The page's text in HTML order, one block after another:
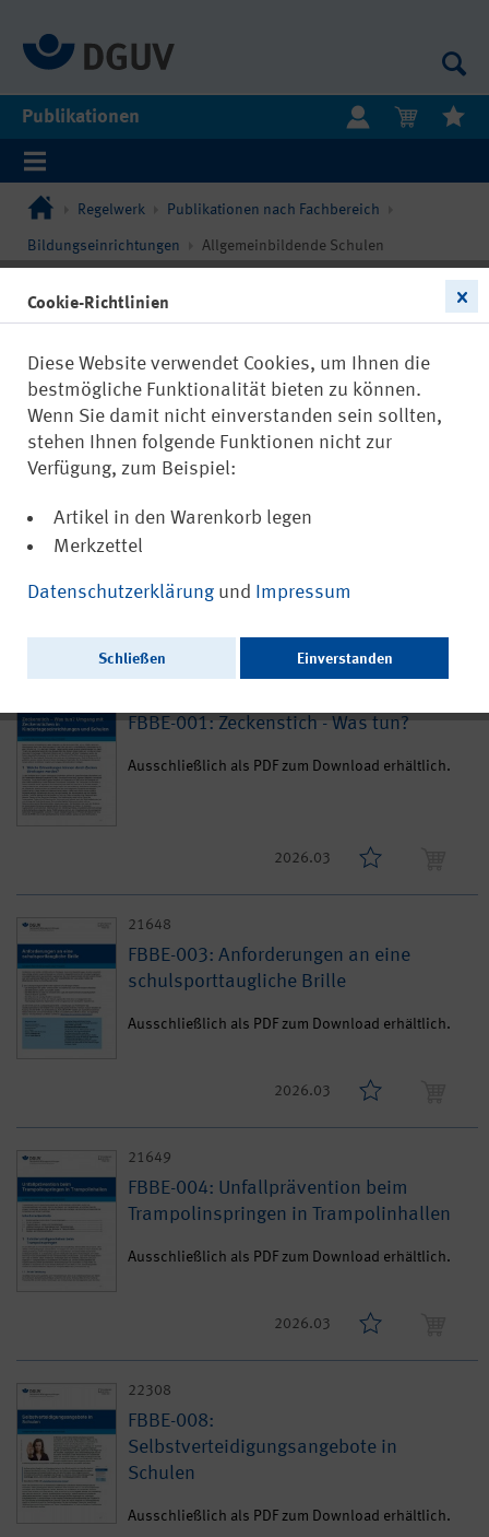
Publikationen
Regelwerk Publikationen nach Fachbereich
Bildungseinrichtungen Allgemeinbildende Schulen
Filtern
DGUV Information 202-023
und Schulen
FBBE-001: Zeckenstich - Was tun?
Ausschließlich als PDF zum Download erhältlich.
2026.03
21648
FBBE-003: Anforderungen an eine
schulsporttaugliche Brille
Ausschließlich als PDF zum Download erhältlich.
2026.03
21649
FBBE-004: Unfallprävention beim
Trampolinspringen in Trampolinhallen
Ausschließlich als PDF zum Download erhältlich.
2026.03
22308
FBBE-008:
Selbstverteidigungsangebote in
Schulen
Ausschließlich als PDF zum Download erhältlich.
Cookie-Richtlinien
Diese Website verwendet Cookies, um Ihnen die
bestmögliche Funktionalität bieten zu können.
Wenn Sie damit nicht einverstanden sein sollten,
stehen Ihnen folgende Funktionen nicht zur
Verfügung, zum Beispiel:
Artikel in den Warenkorb legen
Merkzettel
Datenschutzerklärung und Impressum
Schließen Einverstanden